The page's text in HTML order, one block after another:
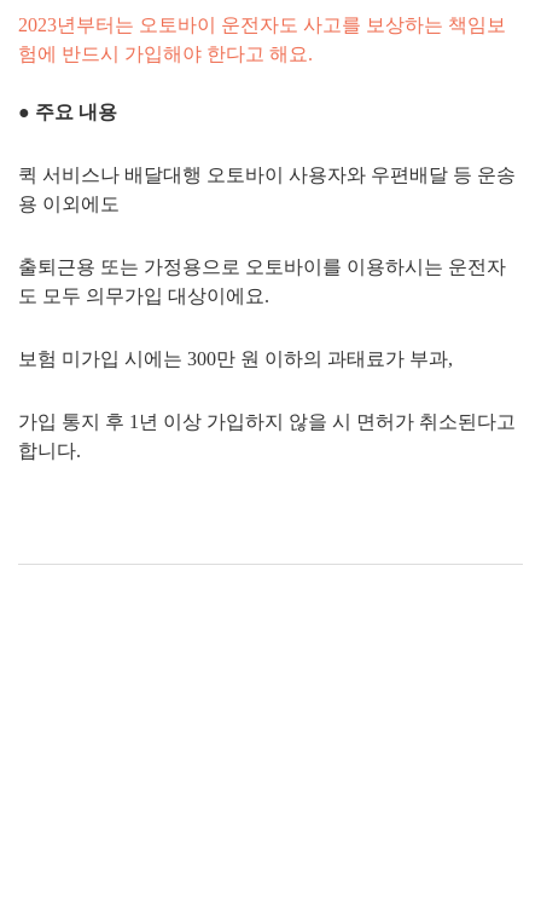
2023년부터는 오토바이 운전자도 사고를 보상하는 책임보
험에 반드시 가입해야 한다고 해요.
● 주요 내용
퀵 서비스나 배달대행 오토바이 사용자와 우편배달 등 운송
용 이외에도
출퇴근용 또는 가정용으로 오토바이를 이용하시는 운전자
도 모두 의무가입 대상이에요.
보험 미가입 시에는 300만 원 이하의 과태료가 부과,
가입 통지 후 1년 이상 가입하지 않을 시 면허가 취소된다고
합니다.